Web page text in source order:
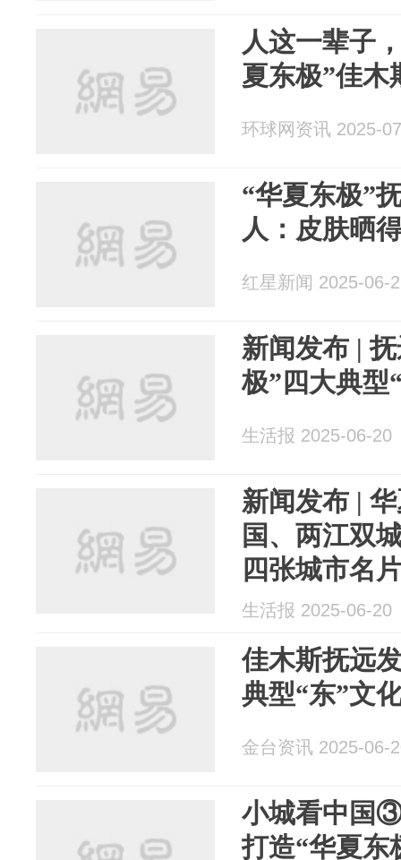
人这一辈子
夏东极”佳木
环球网资讯 2025-
“华夏东极”
人：皮肤晒
红星新闻 2025-06-
新闻发布 |
极”四大典型
生活报 2025-06-20
新闻发布 |
国、两江双
四张城市名
生活报 2025-06-20
佳木斯抚远
典型“东”文
金台资讯 2025-06-
小城看中国
打造“华夏东